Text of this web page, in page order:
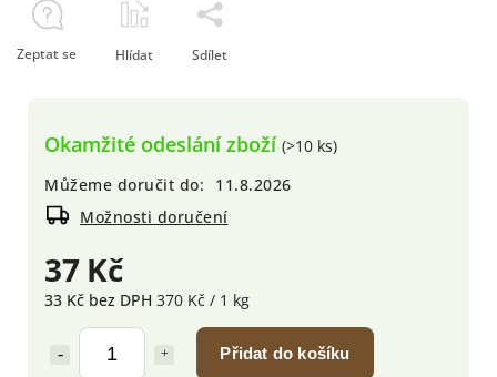
37 Kč
33 Kč bez DPH 370 Kč / 1 kg
Přidat do košíku
Okamžité odeslání zboží (>10 ks)
Můžeme doručit do:
11.8.2026
Možnosti doručení
Zeptat se Hlídat Sdílet